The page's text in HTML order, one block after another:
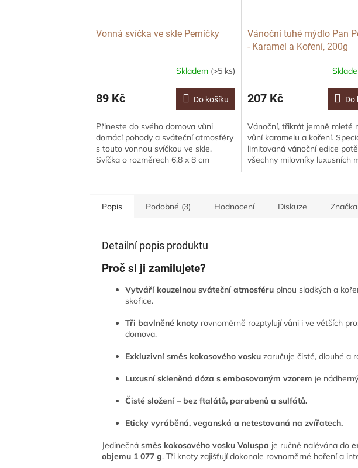
Vonná svíčka ve skle Perníčky
Skladem (>5 ks)
89 Kč Do košíku
Přineste do svého domova vůni
domácí pohody a sváteční atmosféry
s touto vonnou svíčkou ve skle.
Svíčka o rozměrech 6,8 x 8 cm
Vánoční tuhé mýdlo Pan
- Karamel a Koření, 200g
207 Kč Do
Vánoční, třikrát jemně mleté
vůní karamelu a koření.
limitovaná vánoční edice
všechny milovníky luxusních
Popis Podobné (3) Hodnocení Diskuze Značka
Detailní popis produktu
Proč si ji zamilujete?
Vytváří kouzelnou sváteční atmosféru plnou sladkých a
skořice.
Tři bavlněné knoty rovnoměrně rozptylují vůni i ve větších
domova.
Exkluzivní směs kokosového vosku zaručuje čisté, dlouhé a
Luxusní skleněná dóza s embosovaným vzorem je
Čisté složení – bez ftalátů, parabenů a sulfátů.
Eticky vyráběná, veganská a netestovaná na zvířatech.
Jedinečnásměs kokosového vosku Voluspa je ručně nalévána do
objemu 1 077 g. Tři knoty zajišťují dokonale rovnoměrné hoření a